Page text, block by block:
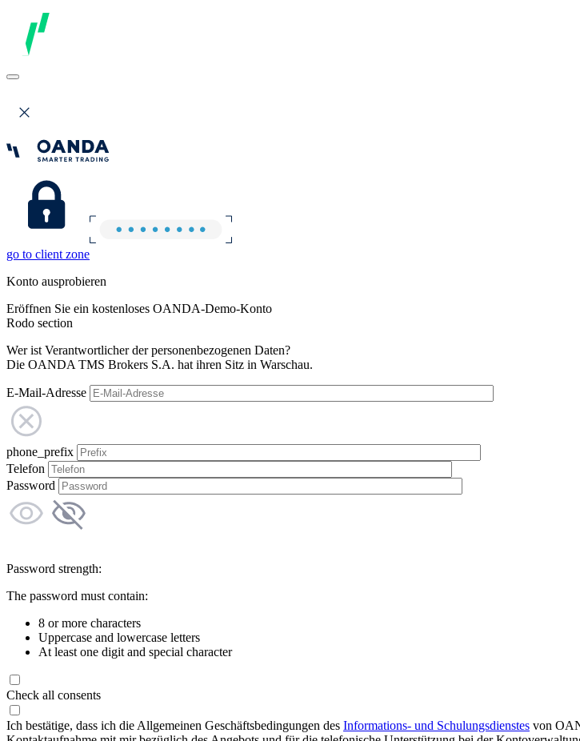
go to client zone
Konto ausprobieren
Eröffnen Sie ein kostenloses OANDA-Demo-Konto
Rodo section
Wer ist Verantwortlicher der personenbezogenen Daten?
Die OANDA TMS Brokers S.A. hat ihren Sitz in Warschau.
E-Mail-Adresse
phone_prefix
Telefon
Password
Password strength:
The password must contain:
8 or more characters
Uppercase and lowercase letters
At least one digit and special character
Check all consents
Ich bestätige, dass ich die Allgemeinen Geschäftsbedingungen des Informations- und Schulungsdienstes von